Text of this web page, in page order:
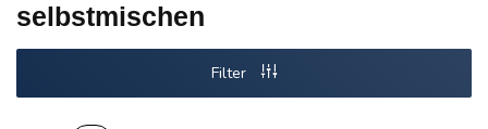
selbstmischen
Filter